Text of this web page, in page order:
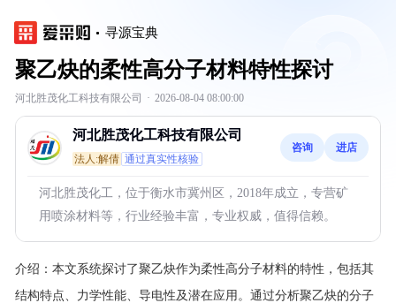
寻源宝典
聚乙炔的柔性高分子材料特性探讨
河北胜茂化工科技有限公司 · 2026-08-04 08:00:00
河北胜茂化工科技有限公司
法人:解倩 通过真实性核验
咨询 进店
河北胜茂化工，位于衡水市冀州区，2018年成立，专营矿
用喷涂材料等，行业经验丰富，专业权威，值得信赖。
介绍： 本文系统探讨了聚乙炔作为柔性高分子材料的特性，包括其
结构特点、力学性能、导电性及潜在应用。通过分析聚乙炔的分子